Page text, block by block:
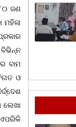
ଜଣ
ବିଭିନ୍ନ
ବାମ
ଓ
ଲେଖା